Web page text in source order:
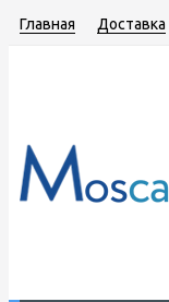
Главная Доставка